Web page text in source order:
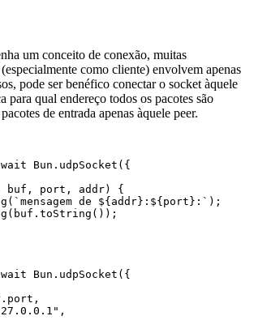
um conceito de conexão, muitas
como cliente) envolvem apenas
pode ser benéfico conectar o socket àquele
para qual endereço todos os pacotes são
de entrada apenas àquele peer.
Bun. udpSocket ({
buf , port , addr) {
( `mensagem de ${ addr }:${ port }:` );
(buf. toString ());
Bun. udpSocket ({
,